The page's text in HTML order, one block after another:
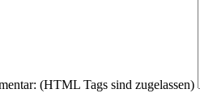
(HTML Tags sind zugelassen)